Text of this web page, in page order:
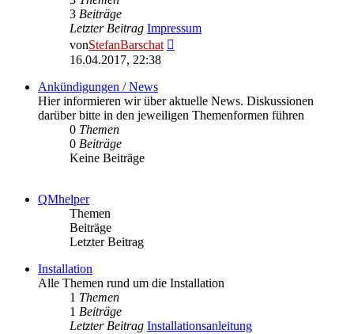
3 Beiträge
Letzter Beitrag Impressum
vonStefanBarschat
16.04.2017, 22:38
Ankündigungen / News
Hier informieren wir über aktuelle News. Diskussionen
darüber bitte in den jeweiligen Themenformen führen
0 Themen
0 Beiträge
Keine Beiträge
QMhelper
Themen
Beiträge
Letzter Beitrag
Installation
Alle Themen rund um die Installation
1 Themen
1 Beiträge
Letzter Beitrag Installationsanleitung